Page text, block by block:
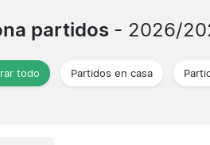
partidos - 2026/
todo Partidos en casa